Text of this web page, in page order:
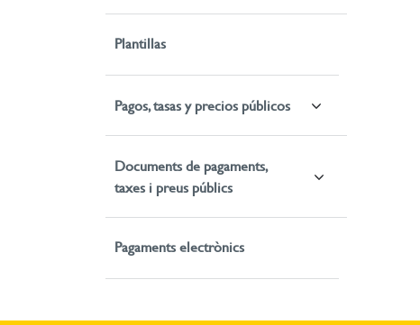
Plantillas
Pagos, tasas y precios públicos
Documents de pagaments,
taxes i preus públics
Pagaments electrònics